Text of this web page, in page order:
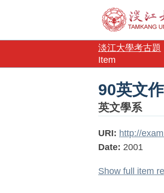
90英文
淡江大學考古題
Item
90英文
英文學系
URI: http://
Date: 2001
Show full item